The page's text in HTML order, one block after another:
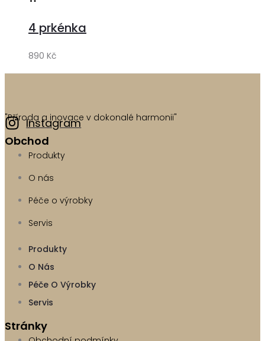
košíku
4 prkénka
890 Kč
"Příroda a inovace v dokonalé harmonii"
Instagram
Obchod
Produkty
O nás
Péče o výrobky
Servis
Produkty
O Nás
Péče O Výrobky
Servis
Stránky